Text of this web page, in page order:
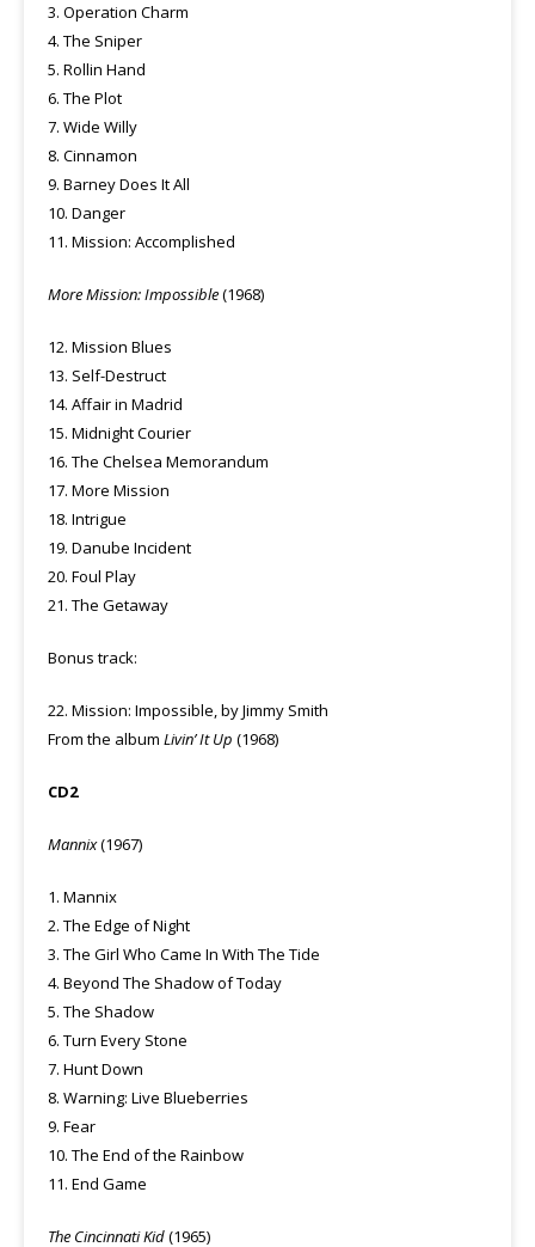
3. Operation Charm
4. The Sniper
5. Rollin Hand
6. The Plot
7. Wide Willy
8. Cinnamon
9. Barney Does It All
10. Danger
11. Mission: Accomplished
More Mission: Impossible(1968)
12. Mission Blues
13. Self-Destruct
14. Affair in Madrid
15. Midnight Courier
16. The Chelsea Memorandum
17. More Mission
18. Intrigue
19. Danube Incident
20. Foul Play
21. The Getaway
Bonus track:
22. Mission: Impossible, by Jimmy Smith
From the album Livin’ It Up (1968)
CD2
Mannix(1967)
1. Mannix
2. The Edge of Night
3. The Girl Who Came In With The Tide
4. Beyond The Shadow of Today
5. The Shadow
6. Turn Every Stone
7. Hunt Down
8. Warning: Live Blueberries
9. Fear
10. The End of the Rainbow
11. End Game
The Cincinnati Kid(1965)